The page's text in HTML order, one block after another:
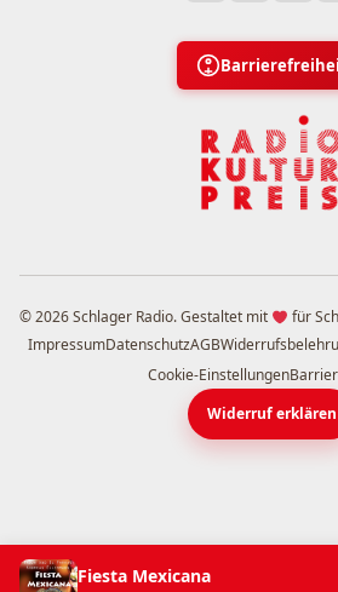
© 2026 Schlager Radio. Gestaltet mit
für
ImpressumDatenschutzAGB
Cookie-Einstellungen
Widerruf erklären
Fiesta Mexicana